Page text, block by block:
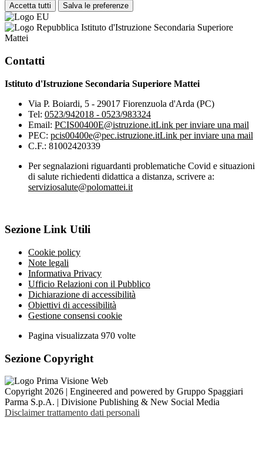
Accetta tutti Salva le preferenze
Istituto d'Istruzione Secondaria Superiore
Mattei
Contatti
Istituto d'Istruzione Secondaria Superiore Mattei
Via P. Boiardi, 5 - 29017 Fiorenzuola d'Arda (PC)
Tel: 0523/942018 - 0523/983324
Email: PCIS00400E@istruzione.itLink per inviare una mail
PEC: pcis00400e@pec.istruzione.itLink per inviare una mail
C.F.: 81002420339
Per segnalazioni riguardanti problematiche Covid e situazioni
di salute richiedenti didattica a distanza, scrivere a:
serviziosalute@polomattei.it
Sezione Link Utili
Cookie policy
Note legali
Informativa Privacy
Ufficio Relazioni con il Pubblico
Dichiarazione di accessibilità
Obiettivi di accessibilità
Gestione consensi cookie
Pagina visualizzata 970 volte
Sezione Copyright
Copyright 2026 | Engineered and powered by Gruppo Spaggiari
Parma S.p.A. | Divisione Publishing & New Social Media
Disclaimer trattamento dati personali